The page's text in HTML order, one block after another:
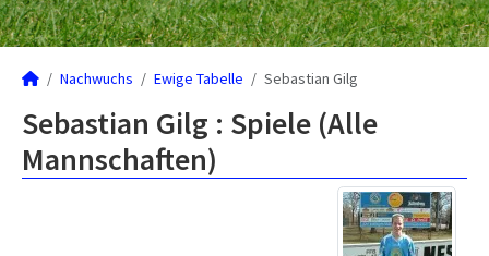
Nachwuchs Ewige Tabelle Sebastian Gilg
Sebastian Gilg : Spiele (Alle
Mannschaften)